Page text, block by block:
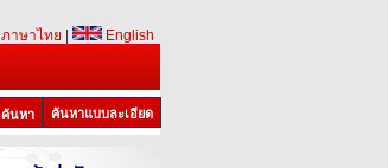
ภาษาไทย
English
ค้นหาแบบละเอียด